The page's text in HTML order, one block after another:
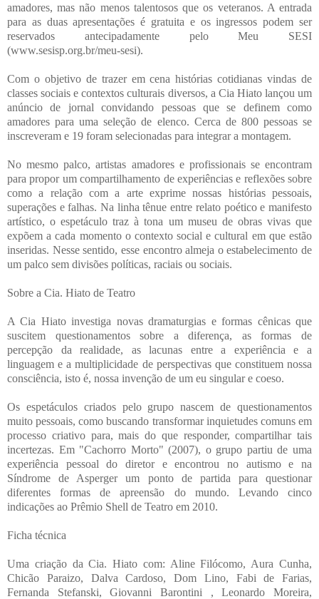
amadores, mas não menos talentosos que os veteranos. A entrada
para as duas apresentações é gratuita e os ingressos podem ser
reservados antecipadamente pelo Meu SESI
(www.sesisp.org.br/meu-sesi).
Com o objetivo de trazer em cena histórias cotidianas vindas de
classes sociais e contextos culturais diversos, a Cia Hiato lançou um
anúncio de jornal convidando pessoas que se definem como
amadores para uma seleção de elenco. Cerca de 800 pessoas se
inscreveram e 19 foram selecionadas para integrar a montagem.
No mesmo palco, artistas amadores e profissionais se encontram
para propor um compartilhamento de experiências e reflexões sobre
como a relação com a arte exprime nossas histórias pessoais,
superações e falhas. Na linha tênue entre relato poético e manifesto
artístico, o espetáculo traz à tona um museu de obras vivas que
expõem a cada momento o contexto social e cultural em que estão
inseridas. Nesse sentido, esse encontro almeja o estabelecimento de
um palco sem divisões políticas, raciais ou sociais.
Sobre a Cia. Hiato de Teatro
A Cia Hiato investiga novas dramaturgias e formas cênicas que
suscitem questionamentos sobre a diferença, as formas de
percepção da realidade, as lacunas entre a experiência e a
linguagem e a multiplicidade de perspectivas que constituem nossa
consciência, isto é, nossa invenção de um eu singular e coeso.
Os espetáculos criados pelo grupo nascem de questionamentos
muito pessoais, como buscando transformar inquietudes comuns em
processo criativo para, mais do que responder, compartilhar tais
incertezas. Em "Cachorro Morto" (2007), o grupo partiu de uma
experiência pessoal do diretor e encontrou no autismo e na
Síndrome de Asperger um ponto de partida para questionar
diferentes formas de apreensão do mundo. Levando cinco
indicações ao Prêmio Shell de Teatro em 2010.
Ficha técnica
Uma criação da Cia. Hiato com: Aline Filócomo, Aura Cunha,
Chicão Paraizo, Dalva Cardoso, Dom Lino, Fabi de Farias,
Fernanda Stefanski, Giovanni Barontini , Leonardo Moreira,